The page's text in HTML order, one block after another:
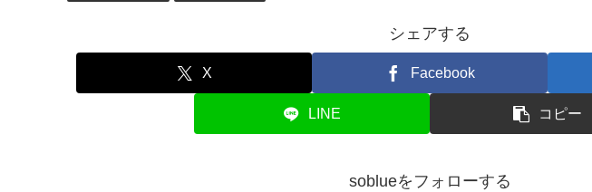
シェアする
X Facebook
LINE コピー
soblueをフォローする